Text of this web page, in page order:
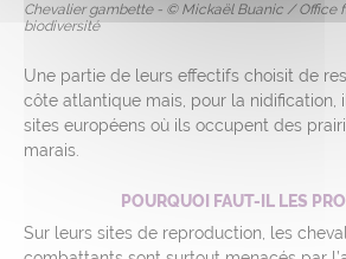
Chevalier gambette - © Mickaël Buanic / Office
biodiversité
Une partie de leurs effectifs choisit de
côte atlantique mais, pour la nidification,
sites européens où ils occupent des
marais.
POURQUOI FAUT-IL LES
Sur leurs sites de reproduction, les